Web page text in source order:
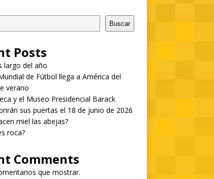
Buscar
Posts
largo del año
de Fútbol llega a América del
verano
y el Museo Presidencial Barack
sus puertas el 18 de junio de 2026
miel las abejas?
roca?
Comments
que mostrar.